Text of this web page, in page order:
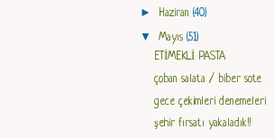
► Haziran (40)
▼ Mayıs (51)
ETİMEKLİ PASTA
çoban salata / biber sote
gece çekimleri denemeleri
şehir fırsatı yakaladık!!